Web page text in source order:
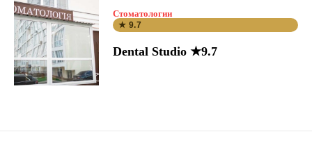
Стоматологии
★ 9.7
Dental Studio ★9.7